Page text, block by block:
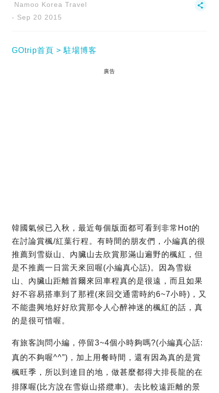
Namoo Korea Travel
Sep 20 2015
GOtrip首頁 駐場博客
廣告
韓國氣候已入秋，最近每個版面都可看到非常Hot的
在討論賞楓/紅葉行程。有時間的朋友們，小編真的很
推薦到雪嶽山、內臟山去欣賞那滿山遍野的楓紅，但
是不推薦一日當天來回喔(小編真心話)。因為雪嶽
山、內臟山距離首爾來回車程真的是很遠，而且如果
好不容易搭車到了那裡(來回交通需時約6~7小時)，又
不能盡興地好好欣賞那令人心醉神迷的楓紅的話，真
的是很可惜喔。
有旅客詢問小編，停留3~4個小時夠嗎?(小編真心話:
真的不夠喔^^”)，加上用餐時間，還有因為真的是賞
楓旺季，所以到達目的地，做甚麼都得大排長龍的在
排隊喔(比方說在雪嶽山搭纜車)。去比較遠距離的景